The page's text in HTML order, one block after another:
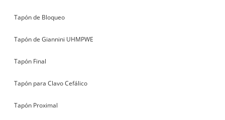
Tapón de Bloqueo
Tapón de Giannini UHMPWE
Tapón Final
Tapón para Clavo Cefálico
Tapón Proximal